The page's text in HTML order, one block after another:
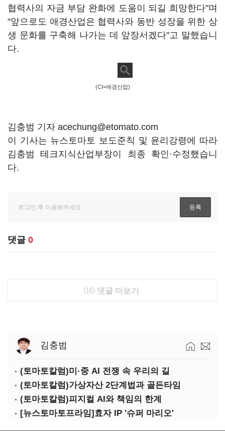
협력사의 자금 부담 완화에 도움이 되길 희망한다"며
"앞으로도 애경산업은 협력사와 동반 성장을 위한 상
생 문화를 구축해 나가는 데 앞장서겠다"고 말했습니
다.
(CI=애경산업)
김충범 기자 acechung@etomato.com
이 기사는 뉴스토마토 보도준칙 및 윤리강령에 따라
김충범 테크지식산업부장이 최종 확인·수정했습니
다.
댓글 0
0/0 댓글 더보기
김충범
(토마토칼럼)미·중 AI 전쟁 속 우리의 길
(토마토칼럼)가상자산 2단계법과 골든타임
(토마토칼럼)피지컬 AI와 책임의 한계
[뉴스토마토프라임]효자 IP '슈퍼 마리오'